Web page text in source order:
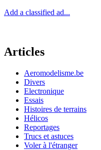
Add a classified ad...
Articles
Aeromodelisme.be
Divers
Electronique
Essais
Histoires de terrains
Hélicos
Reportages
Trucs et astuces
Voler à l'étranger